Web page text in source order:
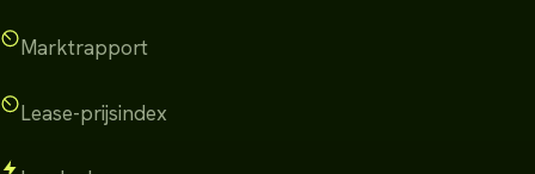
Marktrapport
Lease-prijsindex